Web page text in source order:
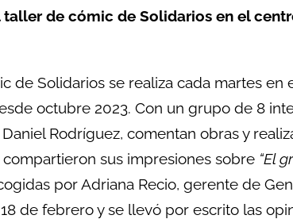
de cómic de Solidarios en el
de Solidarios se realiza cada martes
octubre 2023. Con un grupo de 8
Rodríguez, comentan obras y
compartieron sus impresiones sobre “El
por Adriana Recio, gerente de
de febrero y se llevó por escrito las